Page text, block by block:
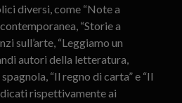
diversi, come “Note a
“Storie a
sull’arte, “Leggiamo un
autori della letteratura,
“Il regno di carta” e “Il
rispettivamente ai